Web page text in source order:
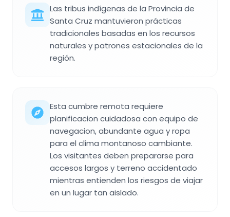
Las tribus indígenas de la Provincia de
Santa Cruz mantuvieron prácticas
tradicionales basadas en los recursos
naturales y patrones estacionales de la
región.
Esta cumbre remota requiere
planificacion cuidadosa con equipo de
navegacion, abundante agua y ropa
para el clima montanoso cambiante.
Los visitantes deben prepararse para
accesos largos y terreno accidentado
mientras entienden los riesgos de viajar
en un lugar tan aislado.